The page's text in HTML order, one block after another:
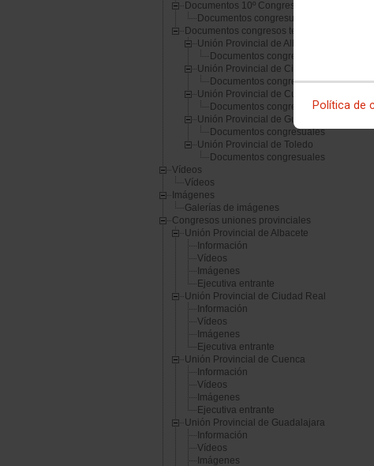
Política de
Documentos 10º Congreso
Documentos congresuales
Documentos congresos territoriales
Unión Provincial de Albacete
Documentos congresuales
Unión Provincial de Ciudad Real
Documentos congresuales
Unión Provincial de Cuenca
Documentos congresuales
Unión Provincial de Guadalajara
Documentos congresuales
Unión Provincial de Toledo
Documentos congresuales
Vídeos
Vídeos
Imágenes
Galerías de imágenes
Congresos uniones provinciales
Unión Provincial de Albacete
Información
Vídeos
Imágenes
Ejecutiva entrante
Unión Provincial de Ciudad Real
Información
Vídeos
Imágenes
Ejecutiva entrante
Unión Provincial de Cuenca
Información
Vídeos
Imágenes
Ejecutiva entrante
Unión Provincial de Guadalajara
Información
Vídeos
Imágenes